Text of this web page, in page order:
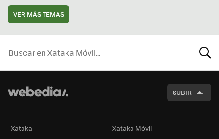
VER MÁS TEMAS
SUBIR
Xataka Xataka Móvil